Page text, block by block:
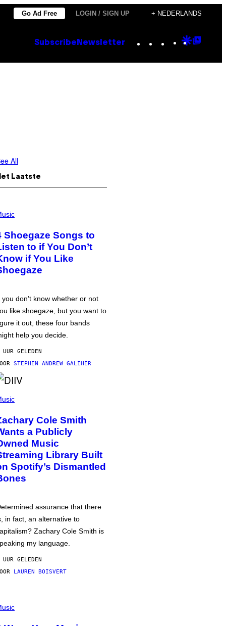
Go Ad Free LOGIN / SIGN UP + NEDERLANDS
Subscribe Newsletter Instagram
TikTok
YouTube
Google
All
Laatste
Shoegaze Songs to
to if You Don’t
if You Like
you don’t know whether or not
like shoegaze, but you want to
it out, these four bands
help you decide.
GELEDEN
STEPHEN ANDREW GALIHER
Cole Smith
a Publicly
Music
Library Built
Spotify’s Dismantled
assurance that there
in fact, an alternative to
Zachary Cole Smith is
my language.
GELEDEN
LAUREN BOISVERT